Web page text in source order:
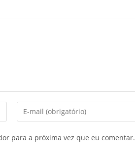
para a próxima vez que eu comentar.